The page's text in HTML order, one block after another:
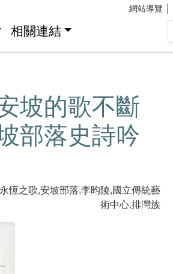
網站導覽
相關連結
坡的歌不斷
部落史詩吟
永恆之歌,安坡部落,李昀陵,國立傳統藝
術中心,排灣族